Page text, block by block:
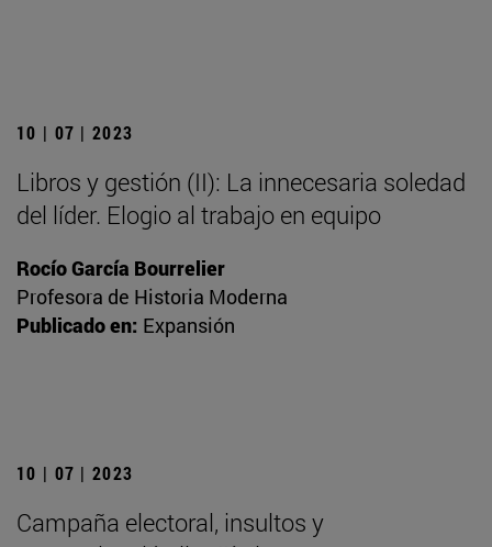
10 | 07 | 2023
Libros y gestión (II): La innecesaria soledad
del líder. Elogio al trabajo en equipo
Rocío García Bourrelier
Profesora de Historia Moderna
Publicado en: Expansión
10 | 07 | 2023
Campaña electoral, insultos y